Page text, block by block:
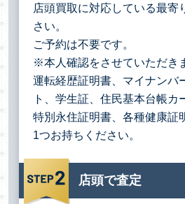
店頭買取に対応している最寄
さい。
ご予約は不要です。
※本人確認をさせていただき
運転経歴証明書、マイナンバ
ト、学生証、住民基本台帳カ
特別永住証明書、各種健康証
1つお持ちください。
店頭で査定